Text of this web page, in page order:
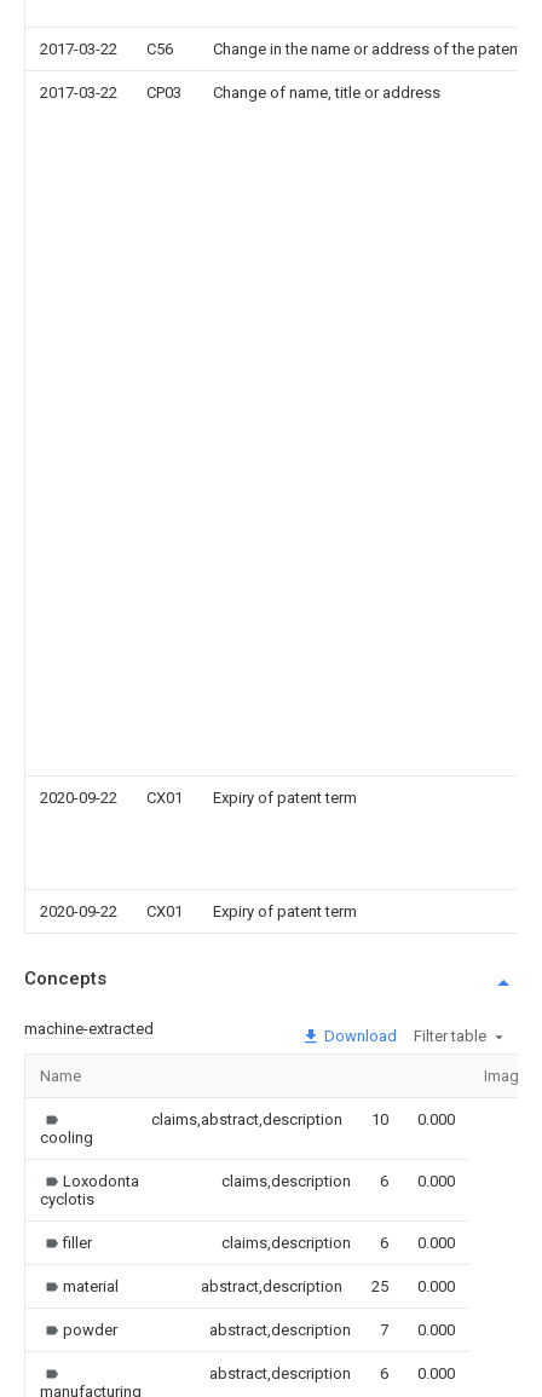
2017-03-22 C56 Change in the name or address of the patentee
2017-03-22 CP03 Change of name, title or address
2020-09-22 CX01 Expiry of patent term
2020-09-22 CX01 Expiry of patent term
Concepts
machine-extracted Download Filter table
Name Image
cooling
claims,abstract,description 10 0.000
Loxodonta
cyclotis
claims,description 6 0.000
filler claims,description 6 0.000
material abstract,description 25 0.000
powder abstract,description 7 0.000
manufacturing
abstract,description 6 0.000